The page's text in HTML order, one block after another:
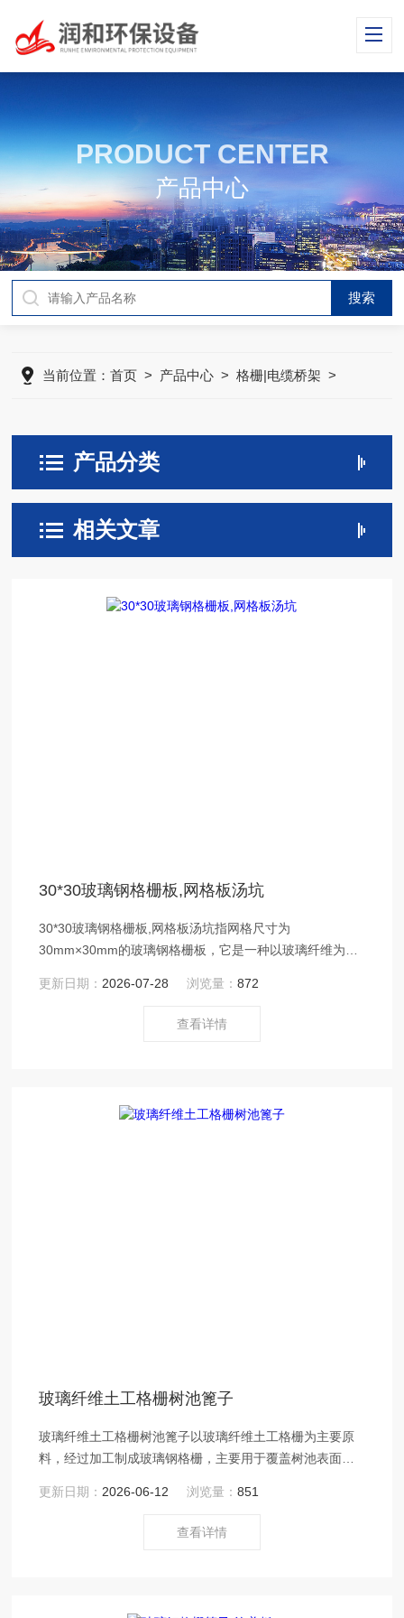
PRODUCT CENTER
产品中心
当前位置：首页 > 产品中心 >格栅|电缆桥架 >
产品分类
相关文章
30*30玻璃钢格栅板,网格板汤坑
30*30玻璃钢格栅板,网格板汤坑指网格尺寸为
30mm×30mm的玻璃钢格栅板，它是一种以玻璃纤维为材
料制品。
更新日期： 2026-07-28 浏览量：872
查看详情
玻璃纤维土工格栅树池篦子
玻璃纤维土工格栅树池篦子以玻璃纤维土工格栅为主要原
料，经过加工制成玻璃钢格栅，主要用于覆盖树池表面，
更新日期： 2026-06-12 浏览量：851
查看详情